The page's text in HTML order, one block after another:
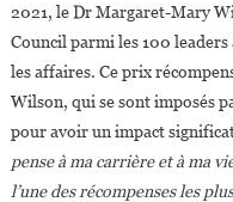
2021, le Dr Margaret-Mary
Council parmi les 100
les affaires. Ce prix
Wilson, qui se sont imposés
pour avoir un impact
pense à ma carrière et à ma
l’une des récompenses les